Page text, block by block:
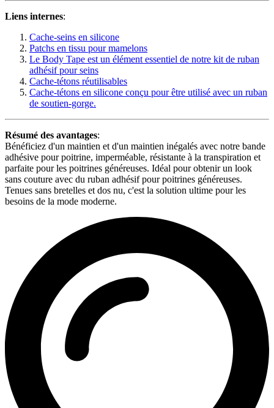
Liens internes:
Cache-seins en silicone
Patchs en tissu pour mamelons
Le Body Tape est un élément essentiel de notre kit de ruban
adhésif pour seins
Cache-tétons réutilisables
Cache-tétons en silicone conçu pour être utilisé avec un ruban
de soutien-gorge.
Résumé des avantages:
Bénéficiez d'un maintien et d'un maintien inégalés avec notre bande
adhésive pour poitrine, imperméable, résistante à la transpiration et
parfaite pour les poitrines généreuses. Idéal pour obtenir un look
sans couture avec du ruban adhésif pour poitrines généreuses.
Tenues sans bretelles et dos nu, c'est la solution ultime pour les
besoins de la mode moderne.